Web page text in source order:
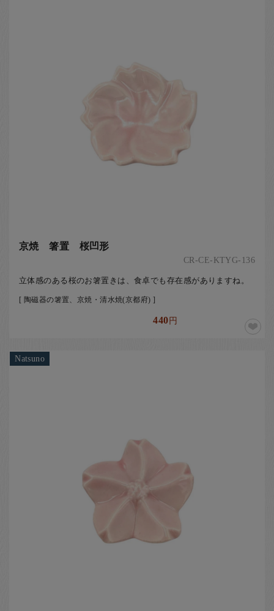
京焼 箸置 桜凹形
CR-CE-KTYG-136
立体感のある桜のお箸置きは、食卓でも存在感がありますね。
[ 陶磁器の箸置、京焼・清水焼(京都府) ]
440円
Natsuno